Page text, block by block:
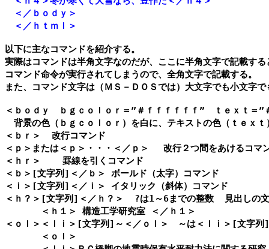
＜／ｂｏｄｙ＞
＜／ｈｔｍｌ＞
以下に主なコマンドを紹介する。
実際はコマンドは半角文字なのだが、ここに半角文字で記載する
コマンド命令が実行されてしまうので、全角文字で記載する。
また、コマンド文字は（ＭＳ－ＤＯＳでは）大文字でも小文字
＜ｂｏｄｙ　ｂｇｃｏｌｏｒ＝”＃ｆｆｆｆｆｆ”　ｔｅｘｔ＝
背景の色（ｂｇｃｏｌｏｒ）を白に、テキストの色（ｔｅｘ
＜ｂｒ＞  改行コマンド
＜ｐ＞または＜ｐ＞・・・＜／ｐ＞ 　改行２つ間をあけるコマ
＜ｈｒ＞    罫線を引くコマンド
＜ｂ＞[文字列]＜／ｂ＞ ボールド（太字）コマンド
＜ｉ＞[文字列]＜／ｉ＞ イタリック（斜体）コマンド
＜ｈ？＞[文字列]＜／ｈ？＞  ?は1～6までの整数  見出しの
＜ｈ１＞ 構造工学研究室 ＜／ｈ１＞
＜ｏｌ＞＜ｌｉ＞[文字列]～＜／ｏｌ＞　～は＜ｌｉ＞[文字列
＜ｏｌ＞